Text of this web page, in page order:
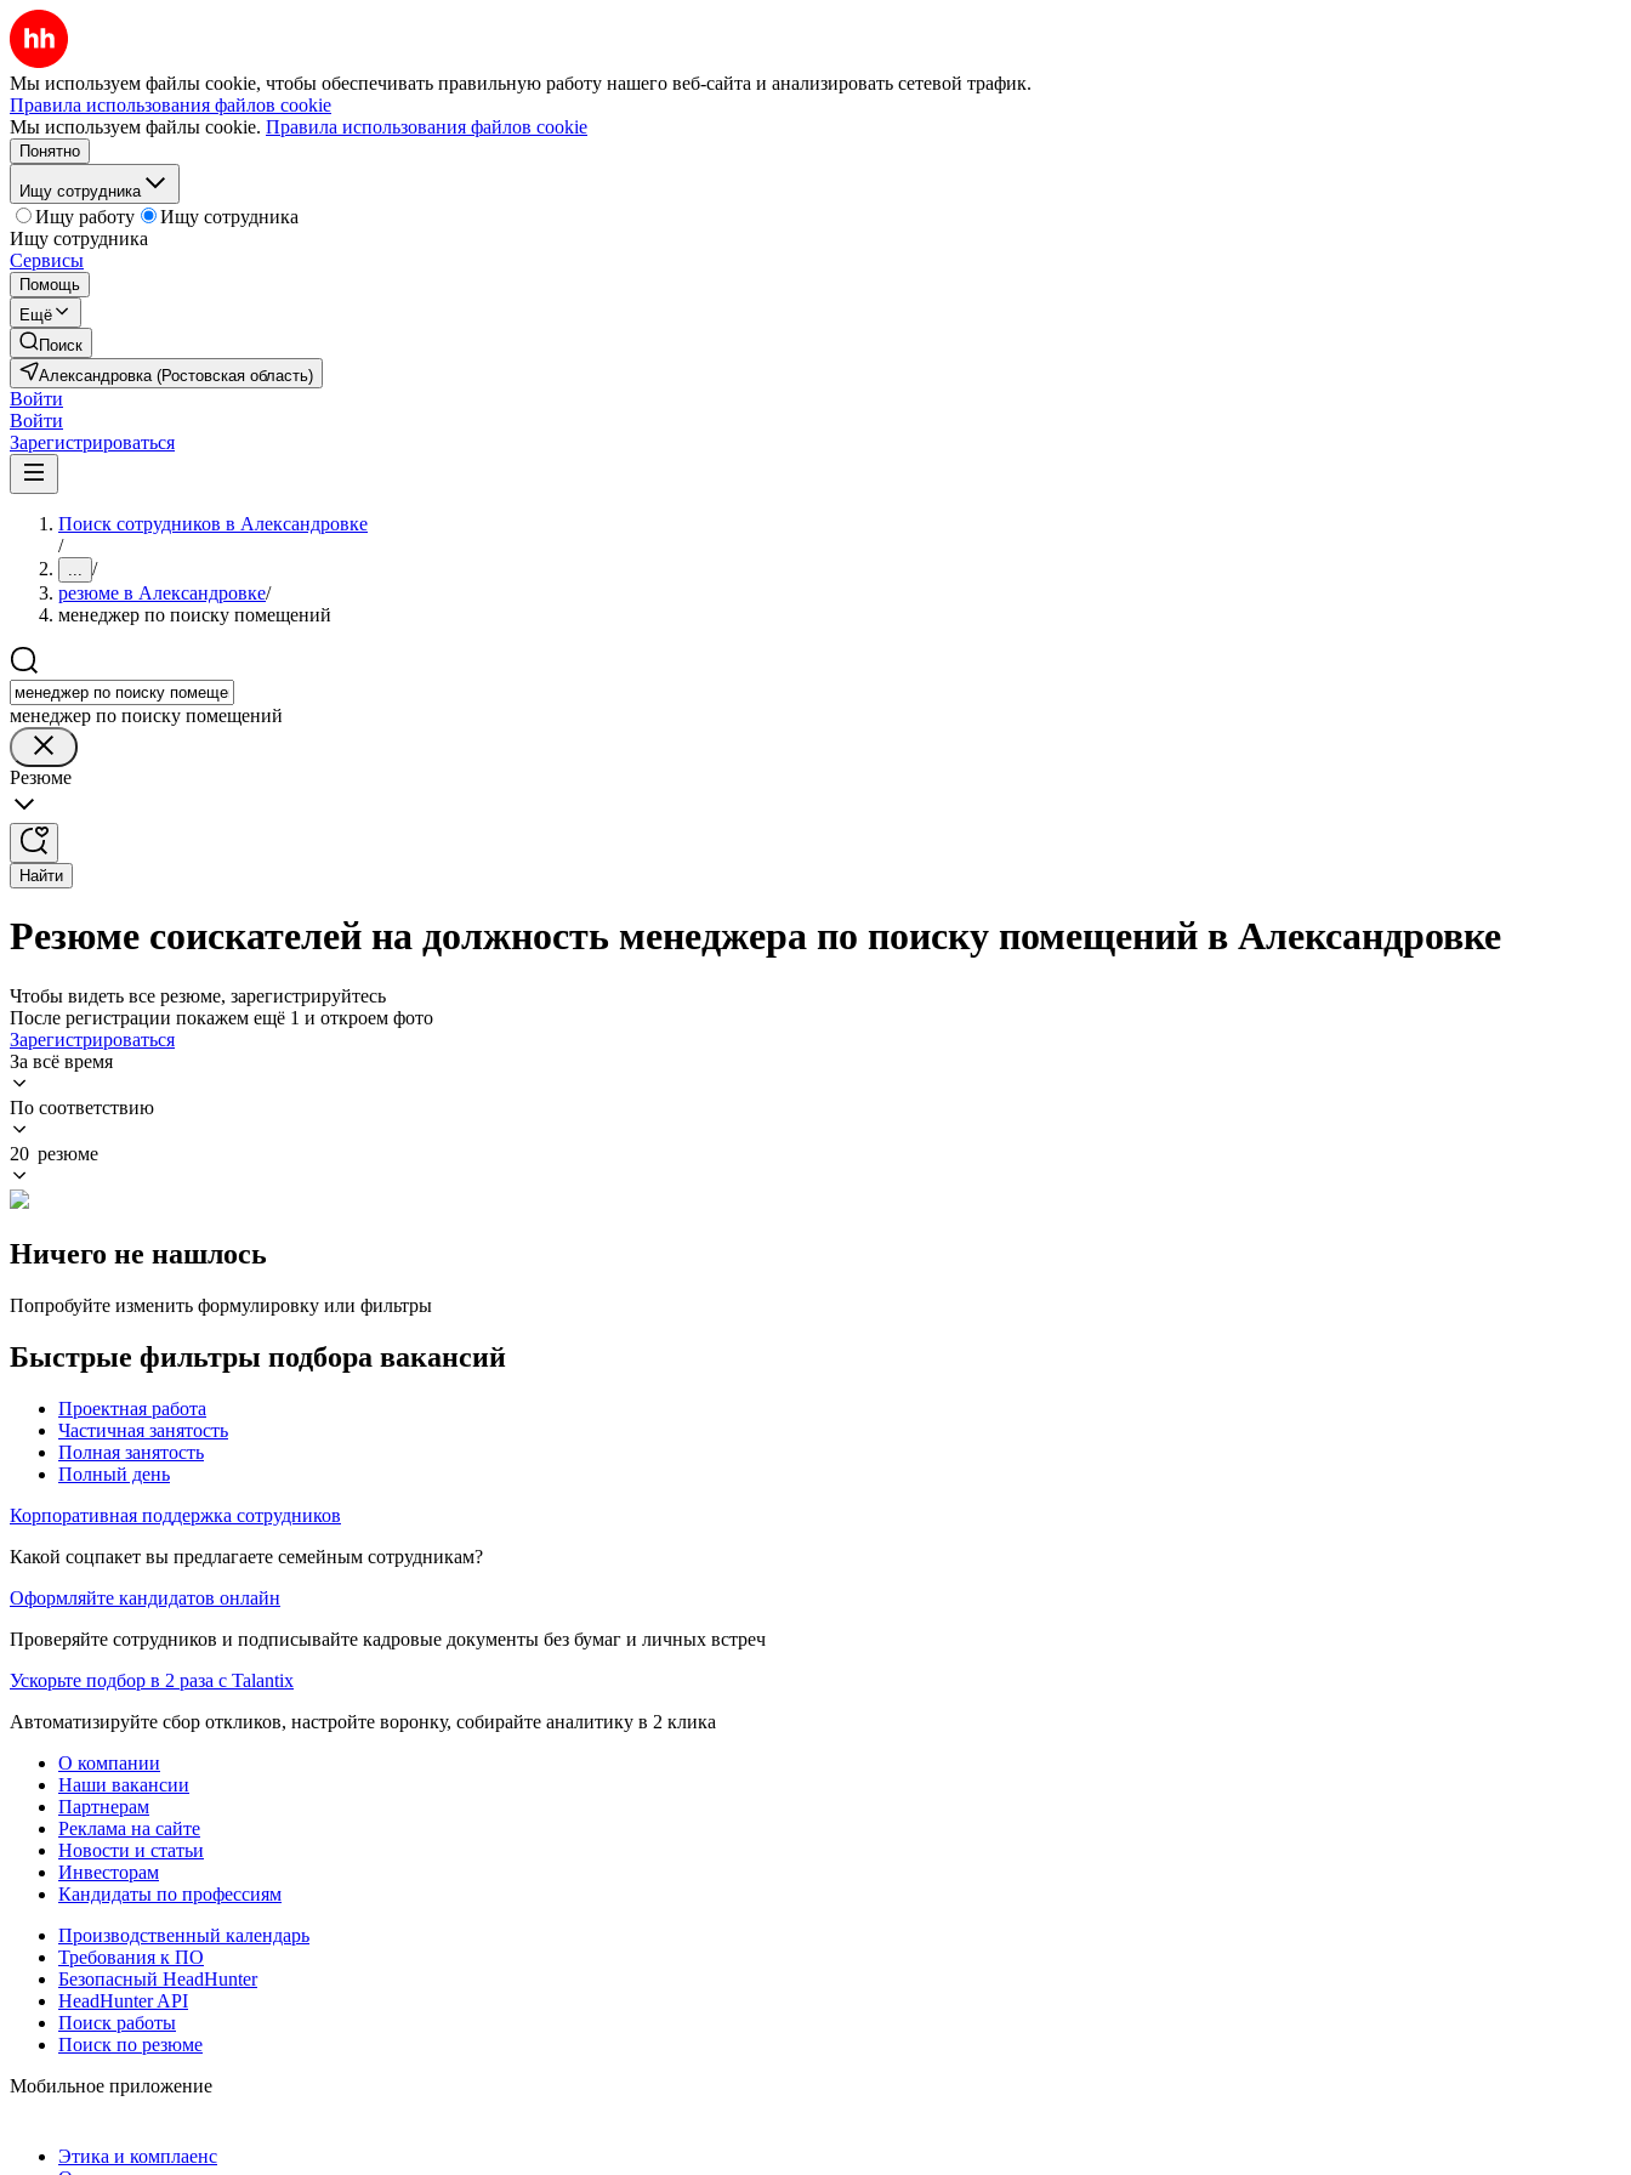
Мы используем файлы cookie, чтобы обеспечивать правильную работу нашего веб-сайта и анализировать сетевой трафик.
Правила использования файлов cookie
Мы используем файлы cookie. Правила использования файлов cookie
Понятно
Ищу сотрудника
Ищу работу
Ищу сотрудника
Ищу сотрудника
Сервисы
Помощь
Ещё
Поиск
Александровка (Ростовская область)
Войти
Войти
Зарегистрироваться
Поиск сотрудников в Александровке
/
... /
резюме в Александровке/
менеджер по поиску помещений
менеджер по поиску помещений
Резюме
Найти
Резюме соискателей на должность менеджера по поиску помещений в Александровке
Чтобы видеть все резюме, зарегистрируйтесь
После регистрации покажем ещё 1 и откроем фото
Зарегистрироваться
За всё время
По соответствию
20 резюме
Ничего не нашлось
Попробуйте изменить формулировку или фильтры
Быстрые фильтры подбора вакансий
Проектная работа
Частичная занятость
Полная занятость
Полный день
Корпоративная поддержка сотрудников
Какой соцпакет вы предлагаете семейным сотрудникам?
Оформляйте кандидатов онлайн
Проверяйте сотрудников и подписывайте кадровые документы без бумаг и личных встреч
Ускорьте подбор в 2 раза с Talantix
Автоматизируйте сбор откликов, настройте воронку, собирайте аналитику в 2 клика
О компании
Наши вакансии
Партнерам
Реклама на сайте
Новости и статьи
Инвесторам
Кандидаты по профессиям
Производственный календарь
Требования к ПО
Безопасный HeadHunter
HeadHunter API
Поиск работы
Поиск по резюме
Мобильное приложение
Этика и комплаенс